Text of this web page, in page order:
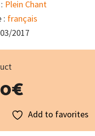
Plein Chant
: français
2017
€
Add to favorites